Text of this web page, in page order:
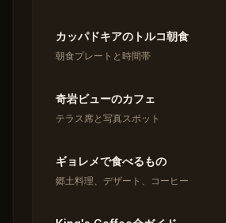
カッパドキアのトルコ朝食
朝食プレートと時間帯
奇岩ビューのカフェ
テラス席と写真スポット
ギョレメで食べるもの
郷土料理、デザート、コーヒー